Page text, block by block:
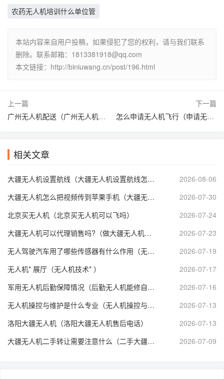
农药无人机培训什么单位管
本站内容来自用户投稿，如果侵犯了您的权利，请与我们联系
删除。联系邮箱：1813381918@qq.com
本文链接：http://biniuwang.cn/post/196.html
上一篇
广州无人机配送（广州无人机配送数字经济案例）
下一篇
怎么申请无人机飞行（申请无人机飞行到哪个部门）
相关文章
大疆无人机设置航线（大疆无人机设置航线怎么自动避开禁飞区）
2026-08-06
大疆无人机怎么把视频传到苹果手机（大疆无人机视频传输到手机）
2026-07-30
北京买无人机（北京买无人机可以飞吗）
2026-07-24
大疆无人机可以代理销售吗?（做大疆无人机代理赚钱么）
2026-07-23
无人驾驶汽车用了哪些传感器有什么作用（无人驾驶汽车用到了哪些传感器）
2026-07-19
无人机* 展厅（无人机技术* ）
2026-07-17
军用无人机后勤保障情况（后勤无人机能修自己吗）
2026-07-16
无人机操控与维护是什么专业（无人机操控与维护学什么）
2026-07-13
洛阳大疆无人机（洛阳大疆无人机售后电话）
2026-07-13
大疆无人机二手转让需要注意什么（二手大疆无人机航拍个人转让）
2026-07-09